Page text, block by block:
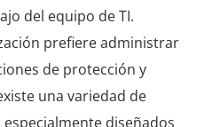
del equipo de TI.
prefiere administrar
de protección y
una variedad de
diseñados